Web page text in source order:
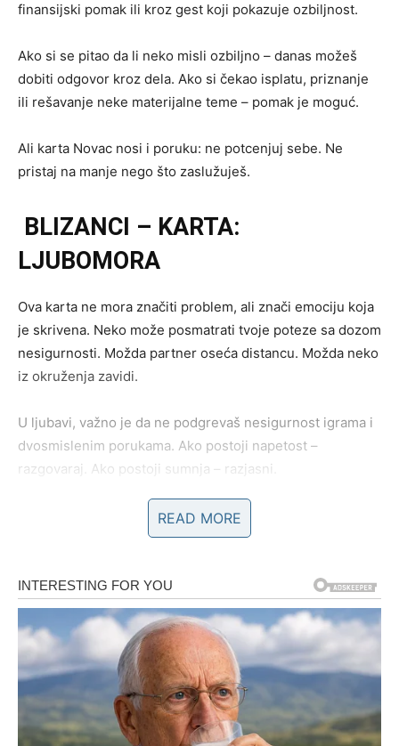
finansijski pomak ili kroz gest koji pokazuje ozbiljnost.
Ako si se pitao da li neko misli ozbiljno – danas možeš
dobiti odgovor kroz dela. Ako si čekao isplatu, priznanje
ili rešavanje neke materijalne teme – pomak je moguć.
Ali karta Novac nosi i poruku: ne potcenjuj sebe. Ne
pristaj na manje nego što zaslužuješ.
BLIZANCI – KARTA:
LJUBOMORA
Ova karta ne mora značiti problem, ali znači emociju koja
je skrivena. Neko može posmatrati tvoje poteze sa dozom
nesigurnosti. Možda partner oseća distancu. Možda neko
iz okruženja zavidi.
U ljubavi, važno je da ne podgrevaš nesigurnost igrama i
dvosmislenim porukama. Ako postoji napetost –
razgovaraj. Ako postoji sumnja – razjasni.
Na poslu, čuvaj planove za sebe. Nije svako kome se
RAK – KARTA: LJUBAV
Jedna od najlepših karata. Donosi toplinu, priznanje i
emotivnu bliskost. Danas možeš dobiti dokaz da nisi sam
u onome što osećaš. Možda kroz nežnu poruku. Možda
kroz zagrljaj. Možda kroz razgovor koji leči.
READ MORE